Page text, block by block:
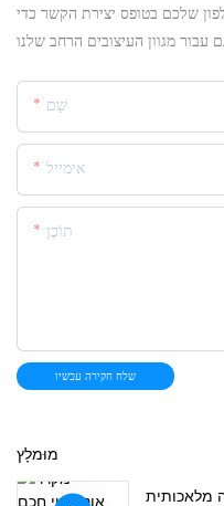
שלכם בטופס יצירת הקשר כדי
שֵׁם
אימייל
תוֹכֶן
שלח חקירה עכשיו
מוּמלָץ
מלאכותית